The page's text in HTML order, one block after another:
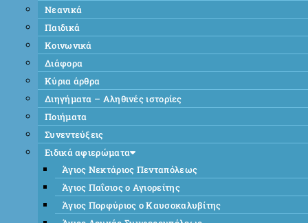
Νεανικά
Παιδικά
Κοινωνικά
Διάφορα
Κύρια άρθρα
Διηγήματα – Αληθινές ιστορίες
Ποιήματα
Συνεντεύξεις
Ειδικά αφιερώματα
Άγιος Νεκτάριος Πενταπόλεως
Άγιος Παΐσιος ο Αγιορείτης
Άγιος Πορφύριος ο Καυσοκαλυβίτης